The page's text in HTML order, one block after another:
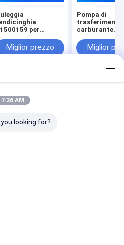
per
EC220D
EC250D
Miglior prezzo
Pompa di
trasferimento
carburante
(04297075)
motore diesel
EC210B
Miglior
Contattaci
Desktop Site
Informativa sulla privacy
7:26 AM
looking for?